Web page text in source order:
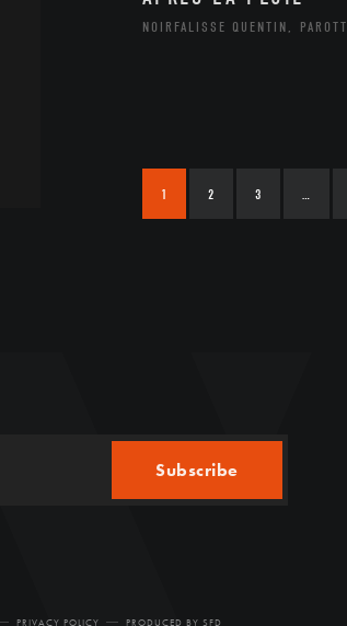
NOIRFALISSE QUENTIN,
1 2 3 …
Subscribe
PRIVACY POLICY PRODUCED BY SFD